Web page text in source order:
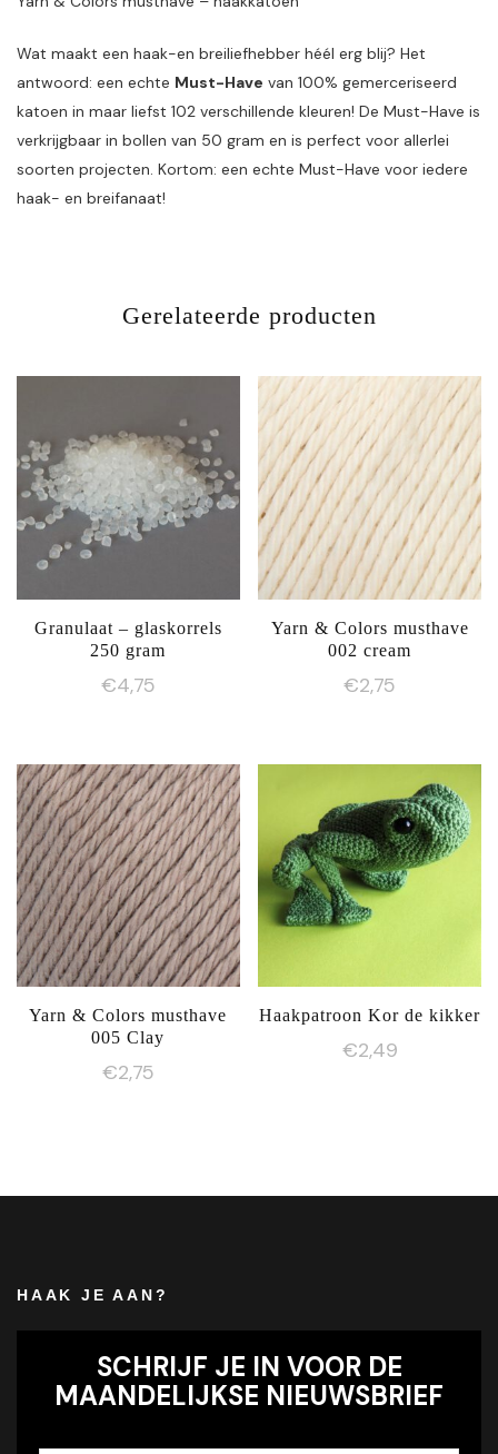
Wat maakt een haak-en breiliefhebber héél erg blij? Het
antwoord: een echte Must-Have van 100% gemerceriseerd
katoen in maar liefst 102 verschillende kleuren! De Must-Have is
verkrijgbaar in bollen van 50 gram en is perfect voor allerlei
soorten projecten. Kortom: een echte Must-Have voor iedere
haak- en breifanaat!
Gerelateerde producten
Granulaat – glaskorrels
250 gram
€4,75
Yarn & Colors musthave
002 cream
€2,75
Yarn & Colors musthave
005 Clay
€2,75
Haakpatroon Kor de kikker
€2,49
HAAK JE AAN?
SCHRIJF JE IN VOOR DE
MAANDELIJKSE NIEUWSBRIEF